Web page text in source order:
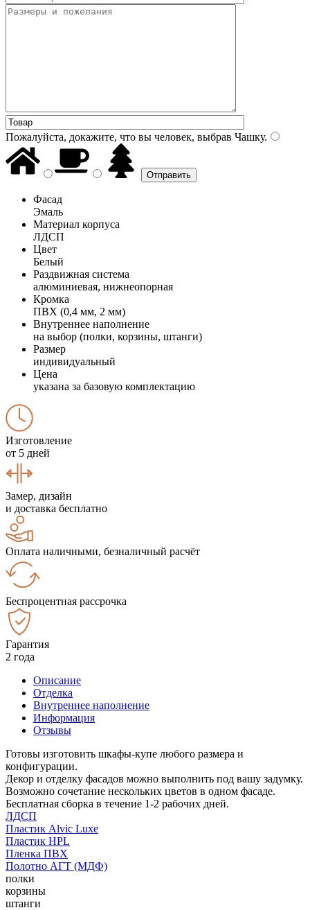
Пожалуйста, докажите, что вы человек, выбрав Чашку.
Фасад
Эмаль
Материал корпуса
ЛДСП
Цвет
Белый
Раздвижная система
алюминиевая, нижнеопорная
Кромка
ПВХ (0,4 мм, 2 мм)
Внутреннее наполнение
на выбор (полки, корзины, штанги)
Размер
индивидуальный
Цена
указана за базовую комплектацию
Изготовление
от 5 дней
Замер, дизайн
и доставка бесплатно
Оплата наличными, безналичный расчёт
Беспроцентная рассрочка
Гарантия
2 года
Описание
Отделка
Внутреннее наполнение
Информация
Отзывы
Готовы изготовить шкафы-купе любого размера и
конфигурации.
Декор и отделку фасадов можно выполнить под вашу задумку.
Возможно сочетание нескольких цветов в одном фасаде.
Бесплатная сборка в течение 1-2 рабочих дней.
ЛДСП
Пластик Alvic Luxe
Пластик HPL
Пленка ПВХ
Полотно АГТ (МДФ)
полки
корзины
штанги